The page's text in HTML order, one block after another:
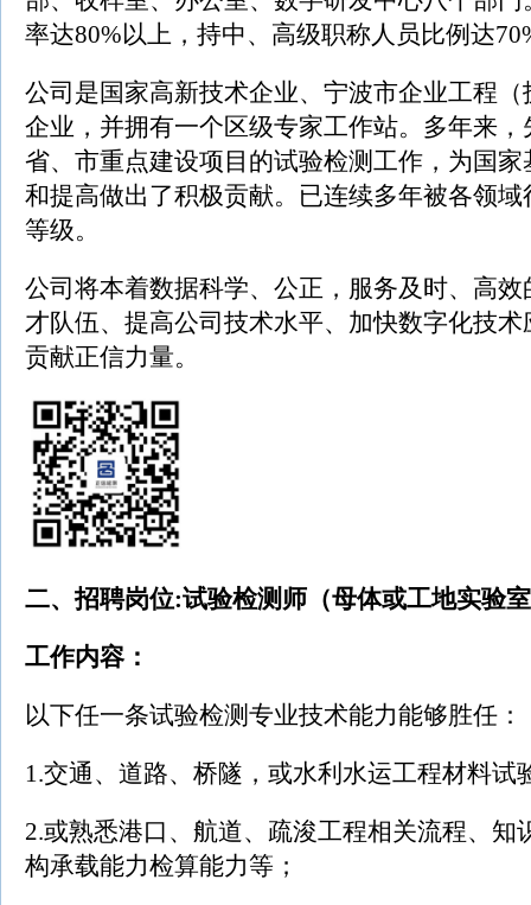
率达80%以上，持中、高级职称人员比例达
公司是国家高新技术企业、宁波市企业工程
企业，并拥有一个区级专家工作站。多年来
省、市重点建设项目的试验检测工作，为国
和提高做出了积极贡献。已连续多年被各领
等级。
公司将本着数据科学、公正，服务及时、高
才队伍、提高公司技术水平、加快数字化技
贡献正信力量。
二、招聘岗位:试验检测师（母体或工地实验
工作内容：
以下任一条试验检测专业技术能力能够胜任：
1.交通、道路、桥隧，或水利水运工程材料试
2.或熟悉港口、航道、疏浚工程相关流程、
构承载能力检算能力等；